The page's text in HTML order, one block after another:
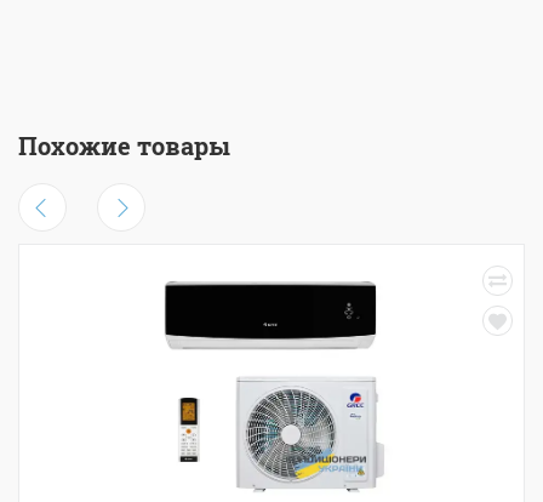
Похожие товары